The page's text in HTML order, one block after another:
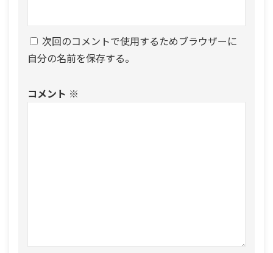
次回のコメントで使用するためブラウザーに
自分の名前を保存する。
コメント ※